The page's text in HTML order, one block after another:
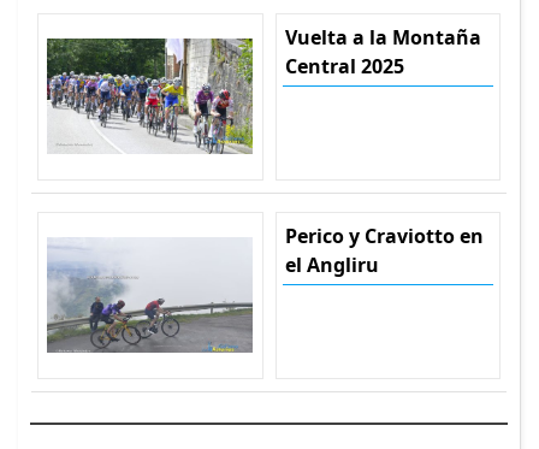
Vuelta a la Montaña
Central 2025
Perico y Craviotto en
el Angliru